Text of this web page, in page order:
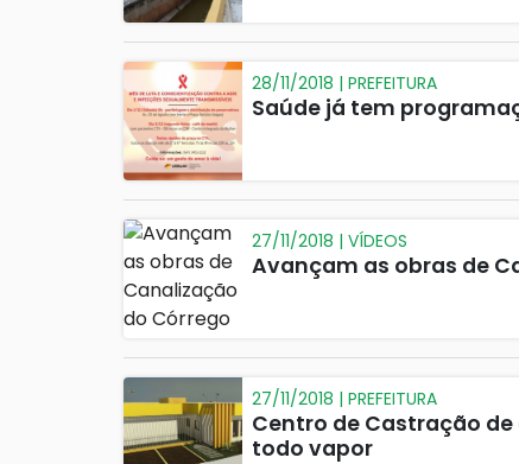
28/11/2018 | PREFEITURA
Saúde já tem
27/11/2018 | VÍDEOS
Avançam as obras de
27/11/2018 | PREFEITURA
Centro de Castração
todo vapor